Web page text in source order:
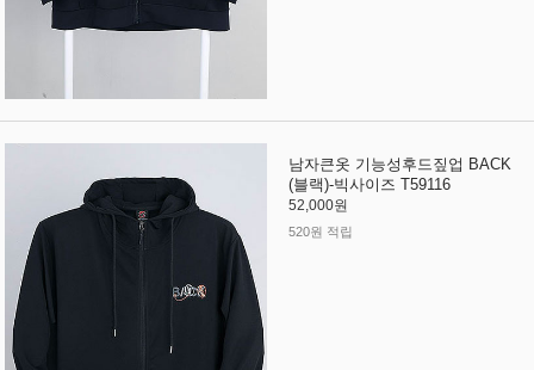
남자큰옷 기능성후드짚업 BACK
(블랙)-빅사이즈 T59116
52,000원
520원 적립